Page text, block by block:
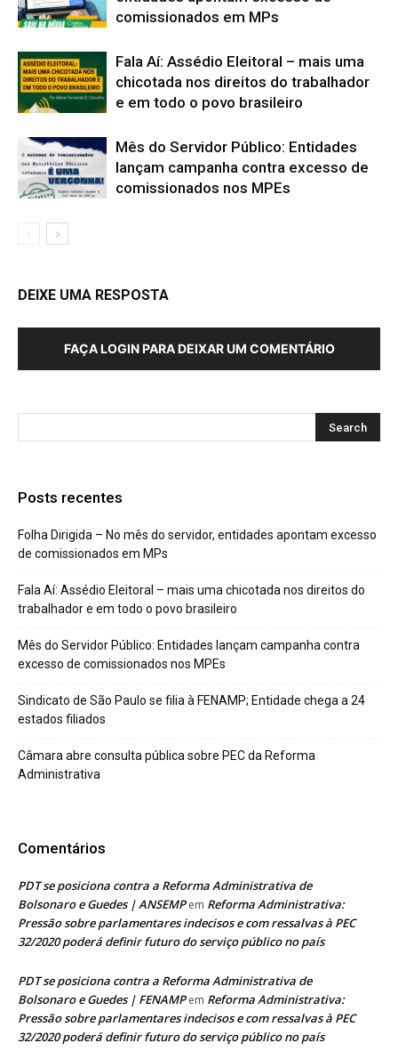
comissionados em MPs
Fala Aí: Assédio Eleitoral – mais uma
chicotada nos direitos do trabalhador
e em todo o povo brasileiro
Mês do Servidor Público: Entidades
lançam campanha contra excesso de
comissionados nos MPEs
DEIXE UMA RESPOSTA
FAÇA LOGIN PARA DEIXAR UM COMENTÁRIO
Posts recentes
Folha Dirigida – No mês do servidor, entidades apontam excesso
de comissionados em MPs
Fala Aí: Assédio Eleitoral – mais uma chicotada nos direitos do
trabalhador e em todo o povo brasileiro
Mês do Servidor Público: Entidades lançam campanha contra
excesso de comissionados nos MPEs
Sindicato de São Paulo se filia à FENAMP; Entidade chega a 24
estados filiados
Câmara abre consulta pública sobre PEC da Reforma
Administrativa
Comentários
PDT se posiciona contra a Reforma Administrativa de
Bolsonaro e Guedes | ANSEMPem Reforma Administrativa:
Pressão sobre parlamentares indecisos e com ressalvas à PEC
32/2020 poderá definir futuro do serviço público no país
PDT se posiciona contra a Reforma Administrativa de
Bolsonaro e Guedes | FENAMPem Reforma Administrativa:
Pressão sobre parlamentares indecisos e com ressalvas à PEC
32/2020 poderá definir futuro do serviço público no país